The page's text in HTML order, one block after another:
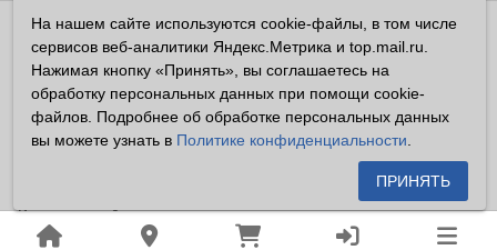
Владелец сайта ООО «Суперфарма» ОГРН 1032700302194
Все права защищены ©2026
Информация, размещенная на данном сайте имеет
справочный характер, и не должна восприниматься
посетителями сайта как публичная оферта, предусмотренная
Владелец сайта устанавливает запрет на цитирование,
копирование и размещение информации, размещенной на
На нашем сайте используются cookie-файлы, в том числе
сервисов веб-аналитики Яндекс.Метрика и top.mail.ru.
Нажимая кнопку «Принять», вы соглашаетесь на
обработку персональных данных при помощи cookie-
файлов. Подробнее об обработке персональных данных
вы можете узнать в Политике конфиденциальности
ПРИНЯТЬ